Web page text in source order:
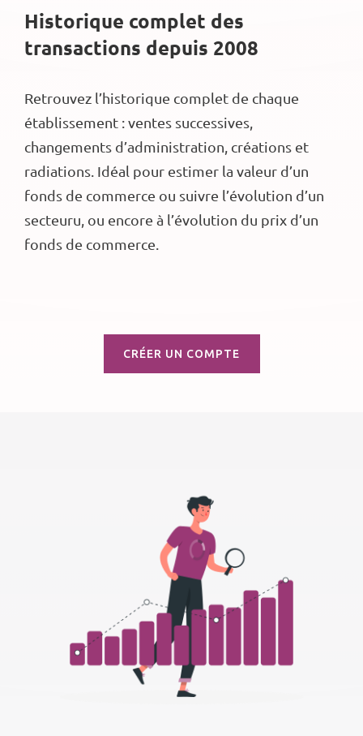
Historique complet des
transactions depuis 2008
Retrouvez l’historique complet de chaque
établissement : ventes successives,
changements d’administration, créations et
radiations. Idéal pour estimer la valeur d’un
fonds de commerce ou suivre l’évolution d’un
secteuru, ou encore à l’évolution du prix d’un
fonds de commerce.
CRÉER UN COMPTE